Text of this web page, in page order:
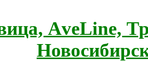
АveLine,